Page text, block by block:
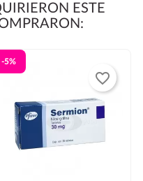
ESTE
-5%
favorite_border